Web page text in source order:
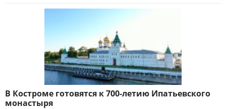
В Костроме готовятся к 700-летию Ипатьевского
монастыря